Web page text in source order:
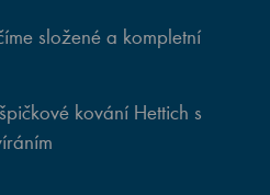
složené a kompletní
kování Hettich s